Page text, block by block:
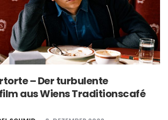
– Der turbulente
aus Wiens Traditionscafé